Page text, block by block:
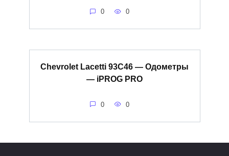
0 0
Chevrolet Lacetti 93C46 — Одометры
— iPROG PRO
0 0